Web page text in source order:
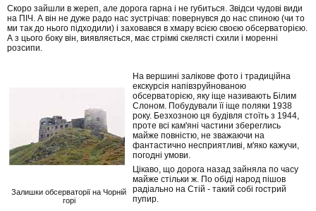
Скоро зайшли в жереп, але дорога гарна і не губиться. Звідси чудові види
на ПІЧ. А він не дуже радо нас зустрічав: повернувся до нас спиною (чи то
ми так до нього підходили) і заховався в хмару всією своєю обсерваторією.
А з цього боку він, виявляється, має стрімкі скелясті схили і моренні
розсипи.
На вершині залікове фото і традиційна
екскурсія напівзруйнованою
обсерваторією, яку іще називають Білим
Слоном. Побудували її іще поляки 1938
року. Безхозною ця будівля стоїть з 1944,
проте всі кам'яні частини збереглись
майже повністю, не зважаючи на
фантастично несприятливі, м'яко кажучи,
погодні умови.
Цікаво, що дорога назад зайняла по часу
майже стільки ж. По обіді народ пішов
радіально на Стій - такий собі гострий
пупир.
Залишки обсерваторії на Чорній
горі